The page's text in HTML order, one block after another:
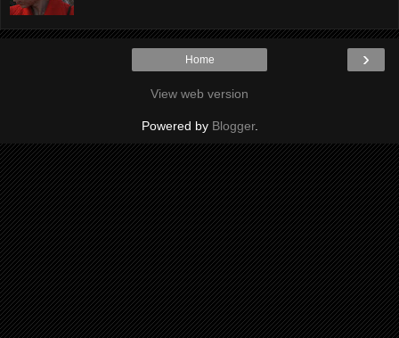
›
Home
View web version
Powered by Blogger.